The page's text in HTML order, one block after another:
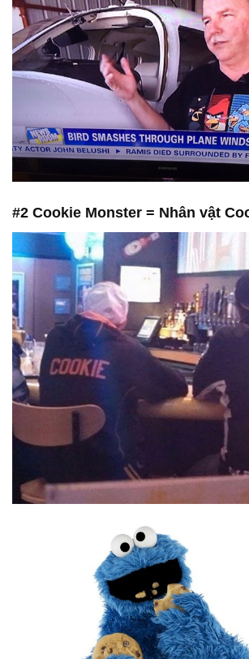
#2 Cookie Monster = Nhân vật